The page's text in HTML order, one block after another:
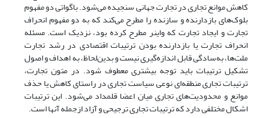
کاهش موانع تجاری در تجارت جهانی سنجیده می‌شود. باگواتی دو مفهوم
بلوک‌های بازدارنده و سازنده را مطرح می‌کند که به دو مفهوم انحراف
تجارت و ایجاد تجارت که واینر مطرح کرده بود، نزدیک است. مسئله
انحراف تجارت یا بازدارنده بودن ترتیبات اقتصادی در رشد تجارت
ملت‌ها، به‌سادگی قابل اندازه‌گیری نیست و بدین‌لحاظ، به اهداف و اصول
تشکیل ترتیبات باید توجه بیشتری معطوف شود. در متون تجارت،
ترتیبات تجاری منطقه‌ای نوعی سیاست تجاری در راستای کاهش یا حذف
موانع و محدودیت‌های تجاری میان اعضا قلمداد می‌شود. این ترتیبات
اشکال مختلفی دارد که ترتیبات تجاری ترجیحی و آزاد ازجمله آنها است.